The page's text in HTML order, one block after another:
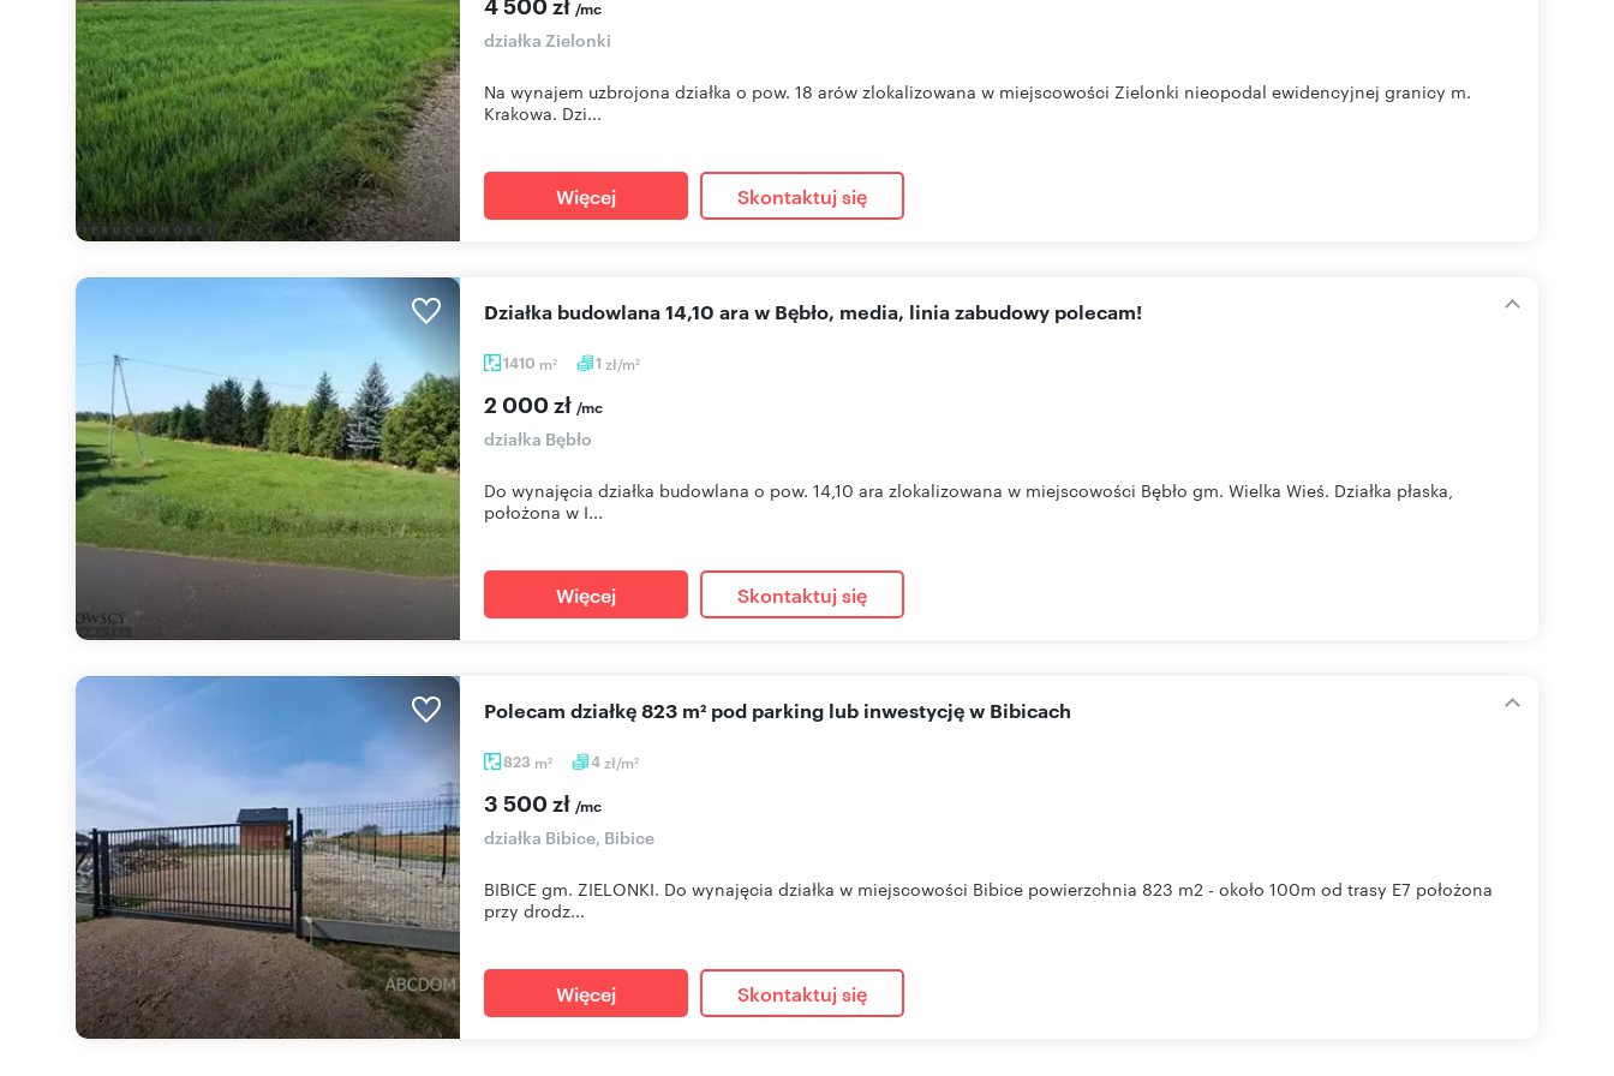
/mc
działka Zielonki
Na wynajem uzbrojona działka o pow. 18 arów zlokalizowana w miejscowości Zielonki nieopodal ewidencyjnej granicy m.
Krakowa. Dzi...
Więcej Skontaktuj się
1410 m2 1 zł/m2
Działka budowlana 14,10 ara w Bębło, media, linia zabudowy polecam!
2 000 zł /mc
działka Bębło
Do wynajęcia działka budowlana o pow. 14,10 ara zlokalizowana w miejscowości Bębło gm. Wielka Wieś. Działka płaska,
położona w I...
Więcej Skontaktuj się
823 m2 4zł/m2
Polecam działkę 823 m² pod parking lub inwestycję w Bibicach
3 500 zł /mc
działka Bibice, Bibice
BIBICE gm. ZIELONKI. Do wynajęcia działka w miejscowości Bibice powierzchnia 823 m2 - około 100m od trasy E7 położona
przy drodz...
Więcej Skontaktuj się